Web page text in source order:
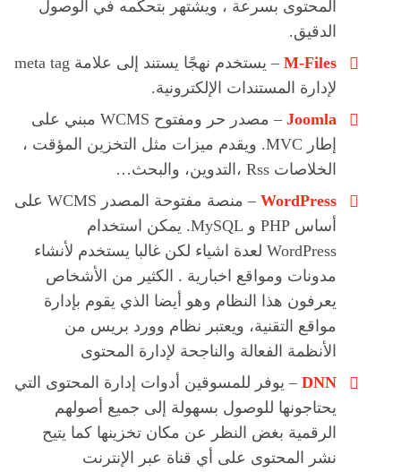
المحتوى بسرعة ، ويشتهر بتحكمه في الوصول
الدقيق.
M-Files
– يستخدم نهجًا يستند إلى علامة meta tag
لإدارة المستندات الإلكترونية.
Joomla
– مصدر حر ومفتوح WCMS مبني على
إطار MVC. ويقدم ميزات مثل التخزين المؤقت ،
الخلاصات Rss ،التدوين، والبحث…
WordPress
– منصة مفتوحة المصدر WCMS على
أساس PHP و MySQL. يمكن استخدام
WordPress لعدة اشياء لكن غالبا يستخدم لأنشاء
مدونات ومواقع اخبارية . الكثير من الأشخاص
يعرفون هذا النظام وهو أيضا الذي يقوم بإدارة
مواقع التقنية، ويعتبر نظام وورد بريس من
الأنظمة الفعالة والناجحة لإدارة المحتوى
DNN – يوفر للمسوقين أدوات إدارة المحتوى التي
يحتاجونها للوصول بسهولة إلى جميع أصولهم
الرقمية بغض النظر عن مكان تخزينها كما يتيح
نشر المحتوى على أي قناة عبر الإنترنت